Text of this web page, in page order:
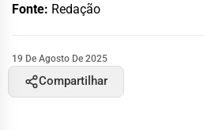
Fonte: Redação
19 De Agosto De 2025
Compartilhar